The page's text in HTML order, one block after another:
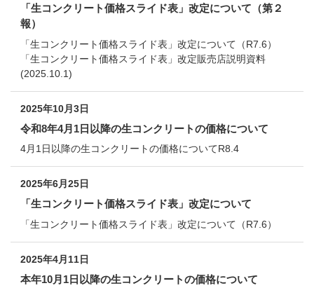
「生コンクリート価格スライド表」改定について（第２
報）
「生コンクリート価格スライド表」改定について（R7.6）
「生コンクリート価格スライド表」改定販売店説明資料
(2025.10.1)
2025年10月3日
令和8年4月1日以降の生コンクリートの価格について
4月1日以降の生コンクリートの価格についてR8.4
2025年6月25日
「生コンクリート価格スライド表」改定について
「生コンクリート価格スライド表」改定について（R7.6）
2025年4月11日
本年10月1日以降の生コンクリートの価格について